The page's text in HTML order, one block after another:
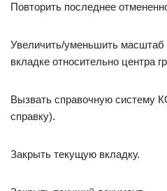
Повторить последнее
Увеличить/уменьшить масштаб
вкладке относительно центра
Вызвать справочную систему
справку).
Закрыть текущую вкладку.